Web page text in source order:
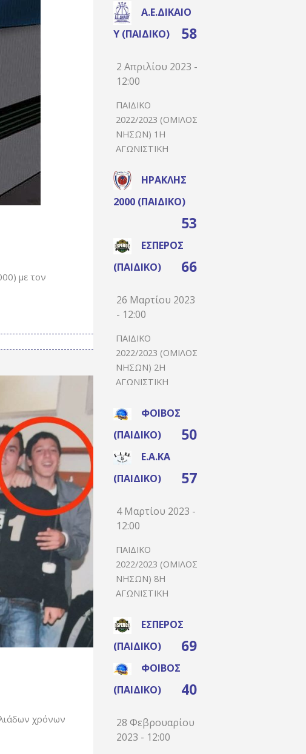
με τον
χρόνων
Α.Ε.ΔΙΚΑΊΟ
Υ (ΠΑΙΔΙΚΌ)
58
2 Απριλίου 2023 -
12:00
ΠΑΙΔΙΚΌ
2022/2023 (ΌΜΙΛΟΣ
ΝΉΣΩΝ) 1Η
ΑΓΩΝΙΣΤΙΚΉ
ΗΡΑΚΛΉΣ
2000 (ΠΑΙΔΙΚΌ)
53
ΈΣΠΕΡΟΣ
(ΠΑΙΔΙΚΌ)
66
26 Μαρτίου 2023
- 12:00
ΠΑΙΔΙΚΌ
2022/2023 (ΌΜΙΛΟΣ
ΝΉΣΩΝ) 2Η
ΑΓΩΝΙΣΤΙΚΉ
ΦΟΊΒΟΣ
(ΠΑΙΔΙΚΌ)
50
Ε.Α.ΚΑ
(ΠΑΙΔΙΚΌ)
57
4 Μαρτίου 2023 -
12:00
ΠΑΙΔΙΚΌ
2022/2023 (ΌΜΙΛΟΣ
ΝΉΣΩΝ) 8Η
ΑΓΩΝΙΣΤΙΚΉ
ΈΣΠΕΡΟΣ
(ΠΑΙΔΙΚΌ)
69
ΦΟΊΒΟΣ
(ΠΑΙΔΙΚΌ)
40
28 Φεβρουαρίου
2023 - 12:00